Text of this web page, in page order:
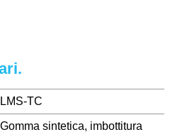
LMS-TC
Gomma sintetica, imbottitura